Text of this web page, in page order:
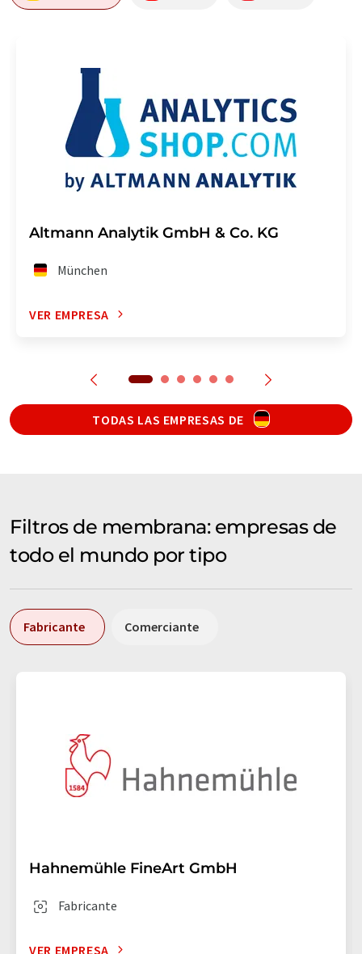
Altmann Analytik GmbH & Co. KG
München
VER EMPRESA
TODAS LAS EMPRESAS DE
Filtros de membrana: empresas de
todo el mundo por tipo
Fabricante Comerciante
Hahnemühle FineArt GmbH
Fabricante
VER EMPRESA